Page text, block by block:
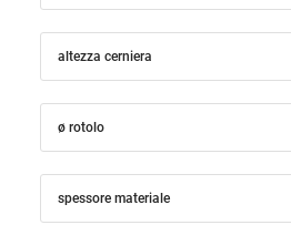
altezza cerniera
ø rotolo
spessore materiale